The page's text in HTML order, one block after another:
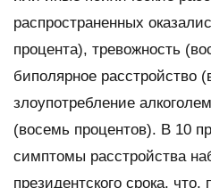
распространенных
процента), тревожность
биполярное расстройство
злоупотребление
(восемь процентов). В 10
симптомы расстройства
президентского срока,